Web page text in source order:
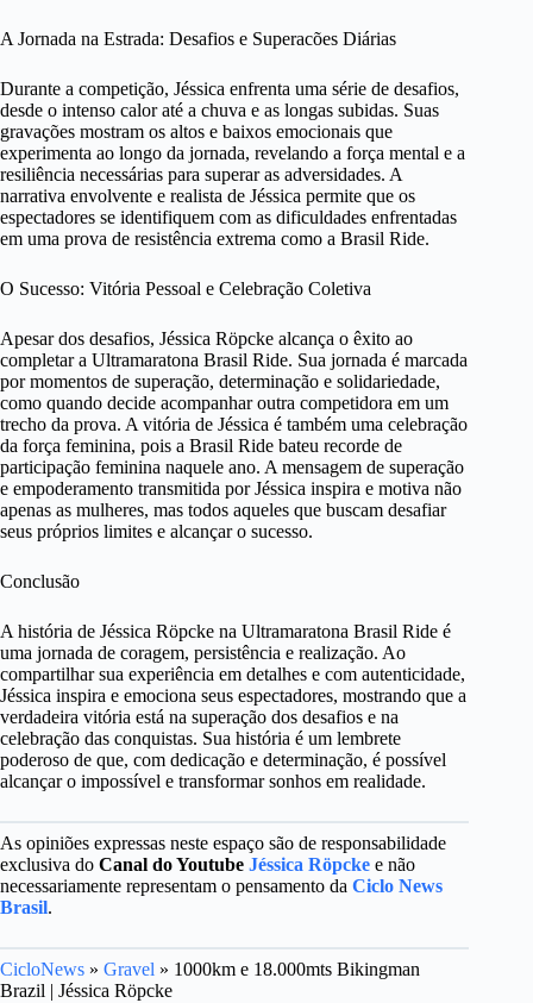
A Jornada na Estrada: Desafios e Superacões Diárias
Durante a competição, Jéssica enfrenta uma série de desafios,
desde o intenso calor até a chuva e as longas subidas. Suas
gravações mostram os altos e baixos emocionais que
experimenta ao longo da jornada, revelando a força mental e a
resiliência necessárias para superar as adversidades. A
narrativa envolvente e realista de Jéssica permite que os
espectadores se identifiquem com as dificuldades enfrentadas
em uma prova de resistência extrema como a Brasil Ride.
O Sucesso: Vitória Pessoal e Celebração Coletiva
Apesar dos desafios, Jéssica Röpcke alcança o êxito ao
completar a Ultramaratona Brasil Ride. Sua jornada é marcada
por momentos de superação, determinação e solidariedade,
como quando decide acompanhar outra competidora em um
trecho da prova. A vitória de Jéssica é também uma celebração
da força feminina, pois a Brasil Ride bateu recorde de
participação feminina naquele ano. A mensagem de superação
e empoderamento transmitida por Jéssica inspira e motiva não
apenas as mulheres, mas todos aqueles que buscam desafiar
seus próprios limites e alcançar o sucesso.
Conclusão
A história de Jéssica Röpcke na Ultramaratona Brasil Ride é
uma jornada de coragem, persistência e realização. Ao
compartilhar sua experiência em detalhes e com autenticidade,
Jéssica inspira e emociona seus espectadores, mostrando que a
verdadeira vitória está na superação dos desafios e na
celebração das conquistas. Sua história é um lembrete
poderoso de que, com dedicação e determinação, é possível
alcançar o impossível e transformar sonhos em realidade.
As opiniões expressas neste espaço são de responsabilidade
exclusiva do Canal do Youtube Jéssica Röpcke e não
necessariamente representam o pensamento da Ciclo News
Brasil.
CicloNews » Gravel » 1000km e 18.000mts Bikingman
Brazil | Jéssica Röpcke